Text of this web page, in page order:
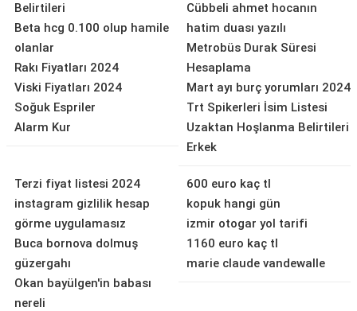
Belirtileri
Beta hcg 0.100 olup hamile
olanlar
Rakı Fiyatları 2024
Viski Fiyatları 2024
Soğuk Espriler
Alarm Kur
Cübbeli ahmet hocanın
hatim duası yazılı
Metrobüs Durak Süresi
Hesaplama
Mart ayı burç yorumları 2024
Trt Spikerleri İsim Listesi
Uzaktan Hoşlanma Belirtileri
Erkek
Terzi fiyat listesi 2024
instagram gizlilik hesap
görme uygulamasız
Buca bornova dolmuş
güzergahı
Okan bayülgen'in babası
nereli
600 euro kaç tl
kopuk hangi gün
izmir otogar yol tarifi
1160 euro kaç tl
marie claude vandewalle